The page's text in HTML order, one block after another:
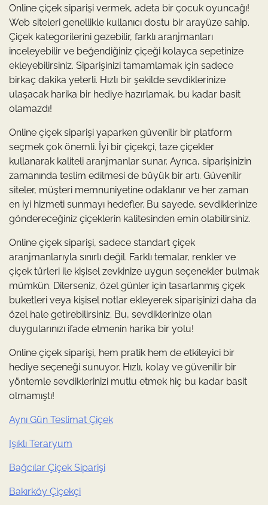
Online çiçek siparişi vermek, adeta bir çocuk oyuncağı!
Web siteleri genellikle kullanıcı dostu bir arayüze sahip.
Çiçek kategorilerini gezebilir, farklı aranjmanları
inceleyebilir ve beğendiğiniz çiçeği kolayca sepetinize
ekleyebilirsiniz. Siparişinizi tamamlamak için sadece
birkaç dakika yeterli. Hızlı bir şekilde sevdiklerinize
ulaşacak harika bir hediye hazırlamak, bu kadar basit
olamazdı!
Online çiçek siparişi yaparken güvenilir bir platform
seçmek çok önemli. İyi bir çiçekçi, taze çiçekler
kullanarak kaliteli aranjmanlar sunar. Ayrıca, siparişinizin
zamanında teslim edilmesi de büyük bir artı. Güvenilir
siteler, müşteri memnuniyetine odaklanır ve her zaman
en iyi hizmeti sunmayı hedefler. Bu sayede, sevdiklerinize
göndereceğiniz çiçeklerin kalitesinden emin olabilirsiniz.
Online çiçek siparişi, sadece standart çiçek
aranjmanlarıyla sınırlı değil. Farklı temalar, renkler ve
çiçek türleri ile kişisel zevkinize uygun seçenekler bulmak
mümkün. Dilerseniz, özel günler için tasarlanmış çiçek
buketleri veya kişisel notlar ekleyerek siparişinizi daha da
özel hale getirebilirsiniz. Bu, sevdiklerinize olan
duygularınızı ifade etmenin harika bir yolu!
Online çiçek siparişi, hem pratik hem de etkileyici bir
hediye seçeneği sunuyor. Hızlı, kolay ve güvenilir bir
yöntemle sevdiklerinizi mutlu etmek hiç bu kadar basit
olmamıştı!
Aynı Gün Teslimat Çiçek
Işıklı Teraryum
Bağcılar Çiçek Siparişi
Bakırköy Çiçekçi